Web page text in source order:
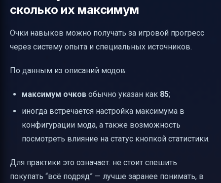
сколько их максимум
Очки навыков можно получать за игровой прогресс
через систему опыта и специальных источников.
По данным из описаний модов:
максимум очков обычно указан как 85;
иногда встречается настройка максимума в
конфигурации мода, а также возможность
посмотреть влияние на статус кнопкой статистики.
Для практики это означает: не стоит спешить
покупать “всё подряд” — лучше заранее понимать, в